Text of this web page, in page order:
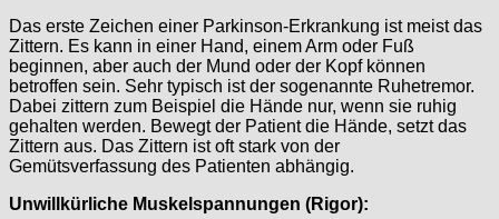
Das erste Zeichen einer Parkinson-Erkrankung ist meist das
Zittern. Es kann in einer Hand, einem Arm oder Fuß
beginnen, aber auch der Mund oder der Kopf können
betroffen sein. Sehr typisch ist der sogenannte Ruhetremor.
Dabei zittern zum Beispiel die Hände nur, wenn sie ruhig
gehalten werden. Bewegt der Patient die Hände, setzt das
Zittern aus. Das Zittern ist oft stark von der
Gemütsverfassung des Patienten abhängig.
Unwillkürliche Muskelspannungen (Rigor):